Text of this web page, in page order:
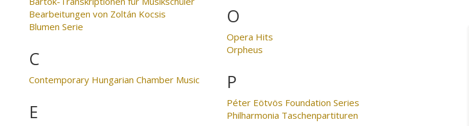
Bearbeitungen von Zoltán Kocsis
Blumen Serie
C
Contemporary Hungarian Chamber Music
E
O
Opera Hits
Orpheus
P
Péter Eötvös Foundation Series
Philharmonia Taschenpartituren